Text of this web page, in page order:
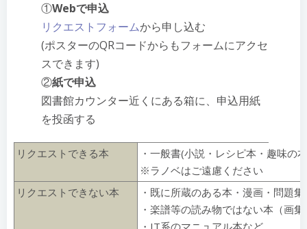
①Webで申込
リクエストフォームから申し込む
(ポスターのQRコードからもフォームにアクセ
スできます)
②紙で申込
図書館カウンター近くにある箱に、申込用紙
を投函する
リクエストできる本
リクエストできない本
・一般書(小説・レシピ本・趣味の
※ラノベはご遠慮ください
・既に所蔵のある本・漫画・問題集
・楽譜等の読み物ではない本（画
・IT系のマニュアル本など